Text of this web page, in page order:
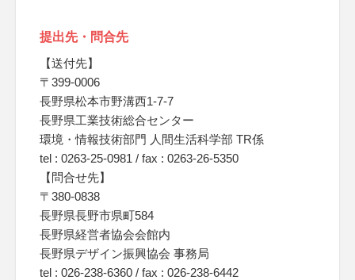
提出先・問合先
【送付先】
〒399-0006
長野県松本市野溝西1-7-7
長野県工業技術総合センター
環境・情報技術部門 人間生活科学部 TR係
tel : 0263-25-0981 / fax : 0263-26-5350
【問合せ先】
〒380-0838
長野県長野市県町584
長野県経営者協会会館内
長野県デザイン振興協会 事務局
tel : 026-238-6360 / fax : 026-238-6442